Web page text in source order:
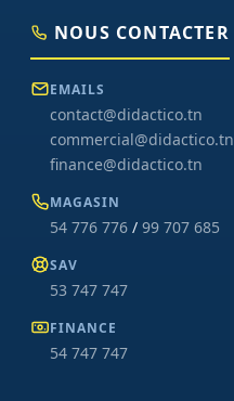
NOUS CONTACTER
EMAILS
contact@didactico.tn
commercial@didactico.tn
finance@didactico.tn
MAGASIN
54 776 776 / 99 707 685
SAV
53 747 747
FINANCE
54 747 747